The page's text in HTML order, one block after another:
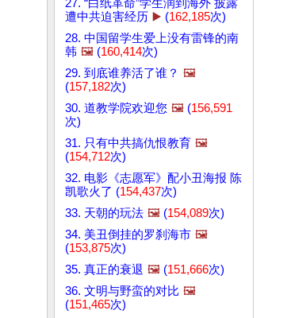
27. “白纸革命”学生润到海外 披露
遭中共迫害经历 ▶️ (162,185次)
28. 中国留学生爱上没有雷锋的南
韩 🖼️ (160,414次)
29. 到底谁养活了谁？ 🖼️
(157,182次)
30. 道教学院欢迎您 🖼️ (156,591
次)
31. 只有中共搞仇恨教育 🖼️
(154,712次)
32. 电影《志愿军》配小丑海报 陈
凯歌火了 (154,437次)
33. 天朝的玩法 🖼️ (154,089次)
34. 美丑倒挂的罗刹海市 🖼️
(153,875次)
35. 真正的衰退 🖼️ (151,666次)
36. 文明与野蛮的对比 🖼️
(151,465次)